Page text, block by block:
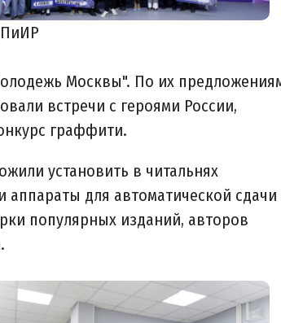
Москвы". По их
встречи с героями России,
граффити.
установить в читальнях
для автоматической сдачи
популярных изданий, авторов